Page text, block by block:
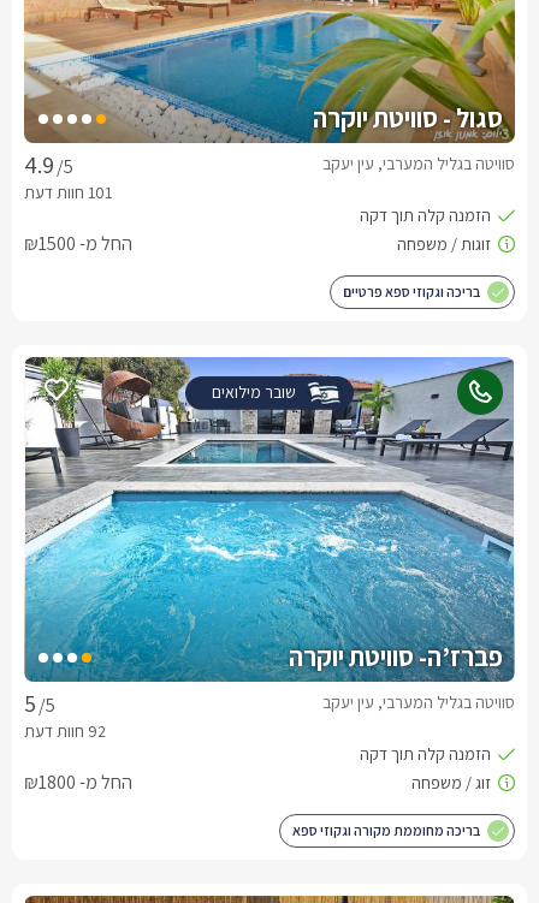
סגול - סוויטת יוקרה
/5 סוויטה בגליל המערבי, עין יעקב
החל מ- ₪1500
בריכה וגקוזי ספא פרטיים
שובר מילואים
פברז’ה- סוויטת יוקרה
/5 סוויטה בגליל המערבי, עין יעקב
החל מ- ₪1800
בריכה מחוממת מקורה וגקוזי ספא